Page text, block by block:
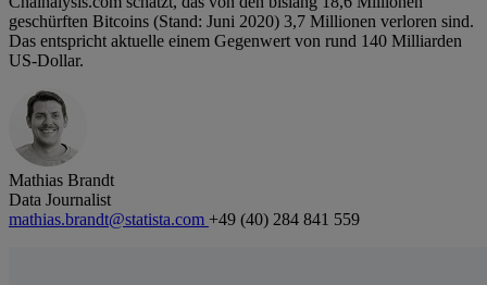
geschürften Bitcoins (Stand: Juni 2020) 3,7 Millionen verloren sind.
Das entspricht aktuelle einem Gegenwert von rund 140 Milliarden
US-Dollar.
Mathias Brandt
Data Journalist
mathias.brandt@statista.com +49 (40) 284 841 559